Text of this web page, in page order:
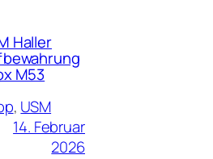
Haller
M53
, USM
14. Februar
2026